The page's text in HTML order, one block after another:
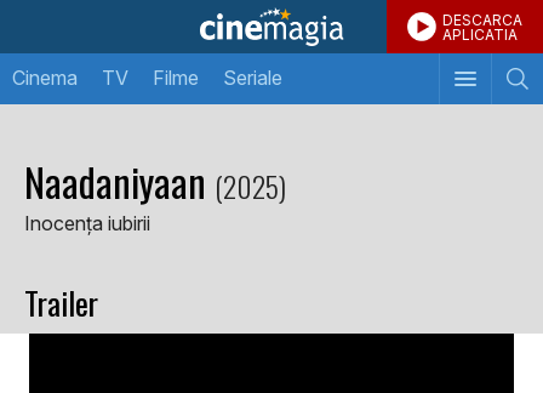
DESCARCA
APLICATIA
Cinema TV Filme Seriale
Naadaniyaan (2025)
Inocența iubirii
Trailer